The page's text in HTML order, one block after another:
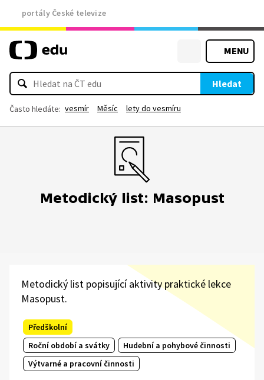
portály České televize
MENU
Hledat
Často hledáte: vesmír Měsíc lety do vesmíru
Metodický list: Masopust
Metodický list popisující aktivity praktické lekce
Masopust.
Předškolní
Roční období a svátky
Hudební a pohybové činnosti
Výtvarné a pracovní činnosti